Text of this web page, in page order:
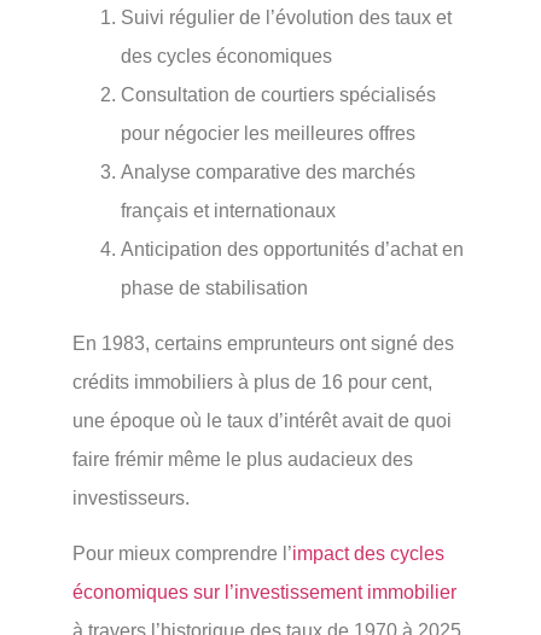
Suivi régulier de l’évolution des taux et
des cycles économiques
Consultation de courtiers spécialisés
pour négocier les meilleures offres
Analyse comparative des marchés
français et internationaux
Anticipation des opportunités d’achat en
phase de stabilisation
En 1983, certains emprunteurs ont signé des
crédits immobiliers à plus de 16 pour cent,
une époque où le taux d’intérêt avait de quoi
faire frémir même le plus audacieux des
investisseurs.
Pour mieux comprendre l’impact des cycles
économiques sur l’investissement immobilier